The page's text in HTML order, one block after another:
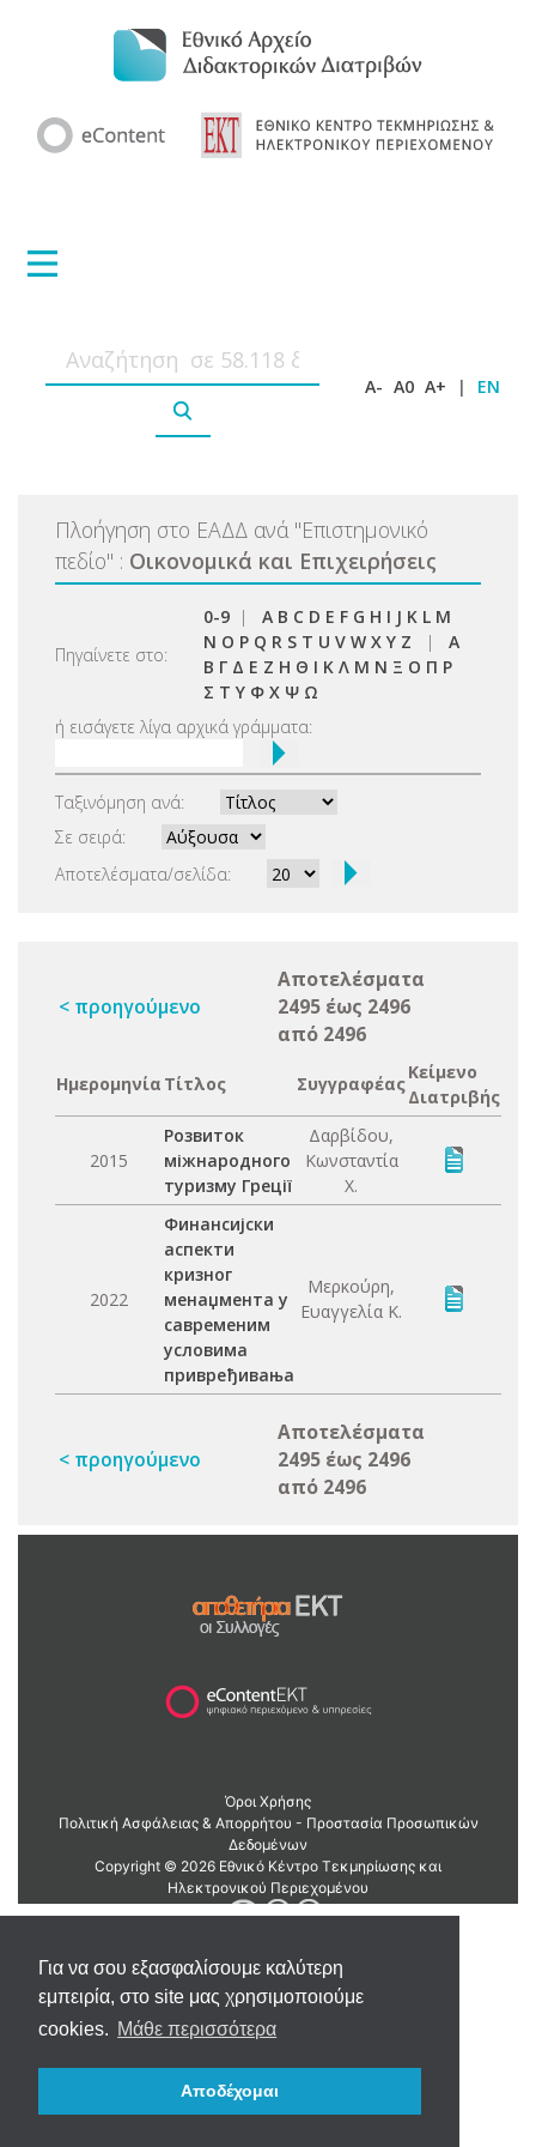
Για να σου εξασφαλίσουμε καλύτερη
εμπειρία, στο site μας χρησιμοποιούμε
cookies. Μάθε περισσότερα
Αποδέχομαι
A- A0 A+ | EN
Πλοήγηση στο ΕΑΔΔ ανά "Επιστημονικό
πεδίο" : Οικονομικά και Επιχειρήσεις
Πηγαίνετε στο:
0-9 | A B C D E F G H I J K L M
N O P Q R S T U V W X Y Z | Α
Β Γ Δ Ε Ζ Η Θ Ι Κ Λ Μ Ν Ξ Ο Π Ρ
Σ Τ Υ Φ Χ Ψ Ω
ή εισάγετε λίγα αρχικά γράμματα:
Ταξινόμηση ανά:
Σε σειρά:
Αποτελέσματα/σελίδα:
< προηγούμενο
Αποτελέσματα
2495 έως 2496
από 2496
Ημερομηνία Τίτλος Συγγραφέας
Κείμενο
Διατριβής
2015
Розвиток
міжнародного
туризму Греції
Δαρβίδου,
Κωνσταντία
Χ.
2022
Финансијски
аспекти
кризног
менаџмента у
савременим
условима
привређивања
Μερκούρη,
Ευαγγελία Κ.
< προηγούμενο
Αποτελέσματα
2495 έως 2496
από 2496